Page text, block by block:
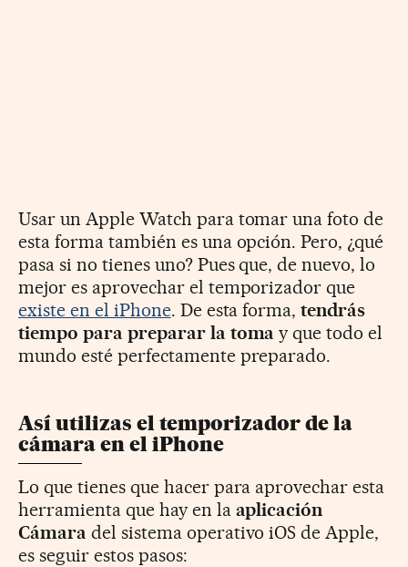
Usar un Apple Watch para tomar una foto de
esta forma también es una opción. Pero, ¿qué
pasa si no tienes uno? Pues que, de nuevo, lo
mejor es aprovechar el temporizador que
existe en el iPhone. De esta forma,tendrás
tiempo para preparar la toma y que todo el
mundo esté perfectamente preparado.
Así utilizas el temporizador de la
cámara en el iPhone
Lo que tienes que hacer para aprovechar esta
herramienta que hay en la aplicación
Cámara del sistema operativo iOS de Apple,
es seguir estos pasos: